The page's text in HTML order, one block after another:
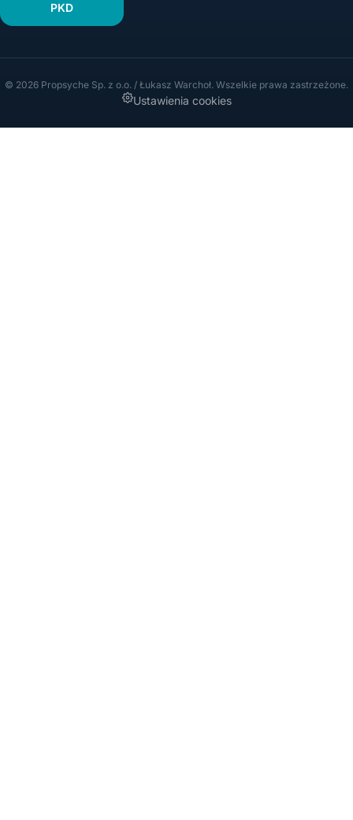
PKD
© 2026 Propsyche Sp. z o.o. / Łukasz Warchoł. Wszelkie prawa zastrzeżone.
Ustawienia cookies